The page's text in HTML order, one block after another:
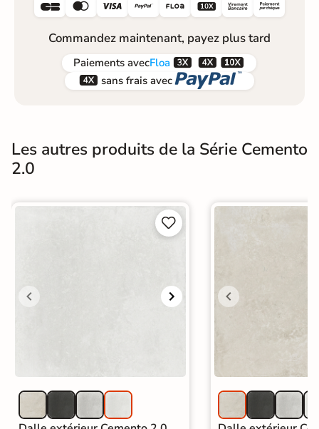
     
Commandez maintenant, payez plus tard
Paiements avecFloa  
 sans frais avec 
Les autres produits de la Série Cemento
2.0

